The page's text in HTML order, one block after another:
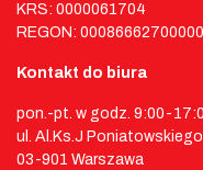
KRS: 0000061704
REGON: 00086662700000
Kontakt do biura
pon.-pt. w godz. 9:00-
ul. Al.Ks.J Poniatowskiego
03-901 Warszawa